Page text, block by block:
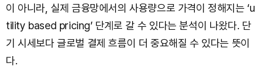
이 아니라, 실제 금융망에서의 사용량으로 가격이 정해지는 ‘u
tility based pricing’ 단계로 갈 수 있다는 분석이 나왔다. 단
기 시세보다 글로벌 결제 흐름이 더 중요해질 수 있다는 뜻이
다.